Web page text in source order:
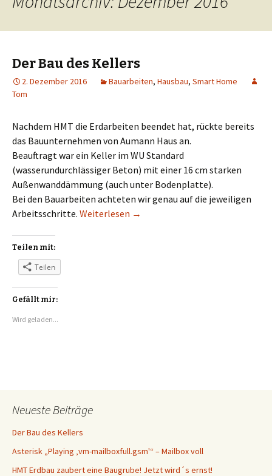
Der Bau des Kellers
2. Dezember 2016 Bauarbeiten, Hausbau, Smart Home
Tom
Nachdem HMT die Erdarbeiten beendet hat, rückte bereits
das Bauunternehmen von Aumann Haus an.
Beauftragt war ein Keller im WU Standard
(wasserundurchlässiger Beton) mit einer 16 cm starken
Außenwanddämmung (auch unter Bodenplatte).
Bei den Bauarbeiten achteten wir genau auf die jeweiligen
Arbeitsschritte. Weiterlesen Der Bau des Kellers
→
Teilen mit:
Teilen
Gefällt mir:
Wird geladen...
Neueste Beiträge
Der Bau des Kellers
Asterisk „Playing ‚vm-mailboxfull.gsm'“ – Mailbox voll
HMT Erdbau zaubert eine Baugrube! Jetzt wird´s ernst!